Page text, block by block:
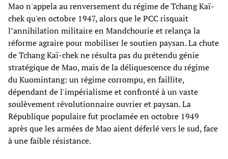
Mao n'appela au renversement du régime de Tchang Kaï-
chek qu'en octobre 1947, alors que le PCC risquait
l’annihilation militaire en Mandchourie et relança la
réforme agraire pour mobiliser le soutien paysan. La chute
de Tchang Kaï-chek ne résulta pas du prétendu génie
stratégique de Mao, mais de la déliquescence du régime
du Kuomintang: un régime corrompu, en faillite,
dépendant de l'impérialisme et confronté à un vaste
soulèvement révolutionnaire ouvrier et paysan. La
République populaire fut proclamée en octobre 1949
après que les armées de Mao aient déferlé vers le sud, face
à une faible résistance.